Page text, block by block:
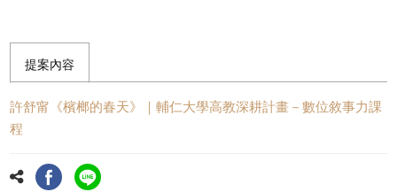
提案內容
許舒甯《檳榔的春天》｜輔仁大學高教深耕計畫－數位敘事力課
程